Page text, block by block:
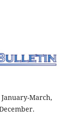
March,